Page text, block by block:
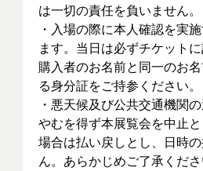
は一切の責任を負いません。
・入場の際に本人確認を実
ます。当日は必ずチケット
購入者のお名前と同一のお
る身分証をご持参ください。
・悪天候及び公共交通機関
やむを得ず本展覧会を中止
場合は払い戻しとし、日時
ん。あらかじめご了承くださ